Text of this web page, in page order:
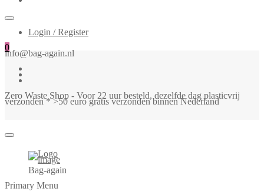
Login / Register
0
info@bag-again.nl
Zero Waste Shop - Voor 22 uur besteld, dezelfde dag plasticvrij
verzonden * >50 euro gratis verzonden binnen Nederland
Bag-again
Primary Menu